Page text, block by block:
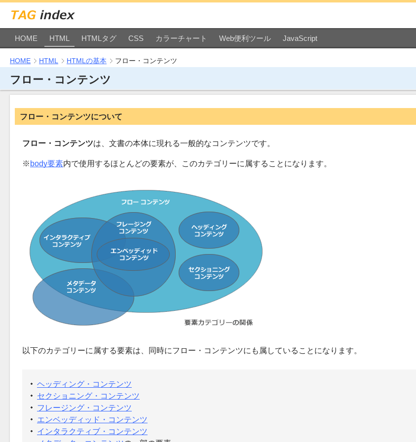
HOME HTML HTMLタグ CSS カラーチャート Web便利ツール JavaScript
HOME HTML HTMLの基本 フロー・コンテンツ
フロー・コンテンツ
フロー・コンテンツについて
フロー・コンテンツは、文書の本体に現れる一般的なコンテンツです。
body要素内で使用するほとんどの要素が、このカテゴリーに属することになります。
以下のカテゴリーに属する要素は、同時にフロー・コンテンツにも属していることになります。
ヘッディング・コンテンツ
セクショニング・コンテンツ
フレージング・コンテンツ
エンベッディッド・コンテンツ
インタラクティブ・コンテンツ